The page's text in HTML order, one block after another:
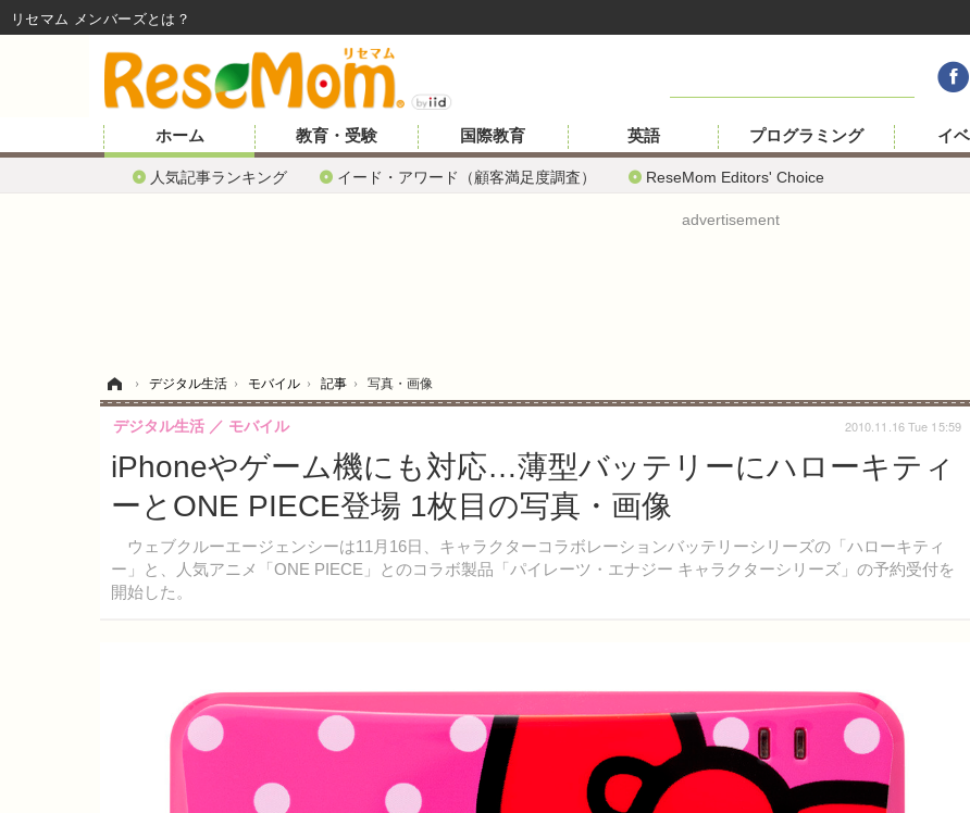
ホーム
人気記事ランキング イード・アワード（顧客満足度調査） ReseMom Editors' Choice
教育・受験 国際教育 英語 プログラミング イ
advertisement
› デジタル生活 › モバイル › 記事 › 写真・画像
iPhoneやゲーム機にも対応…薄型バッテリーにハローキティ
ーとONE PIECE登場 1枚目の写真・画像
ウェブクルーエージェンシーは11月16日、キャラクターコラボレーションバッテリーシリーズの「ハローキティ
ー」と、人気アニメ「ONE PIECE」とのコラボ製品「パイレーツ・エナジー キャラクターシリーズ」の予約受付を
開始した。
デジタル生活 モバイル 2010.11.16 Tue 15:59
リセマム メンバーズ